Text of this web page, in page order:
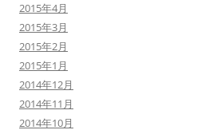
2015年4月
2015年3月
2015年2月
2015年1月
2014年12月
2014年11月
2014年10月